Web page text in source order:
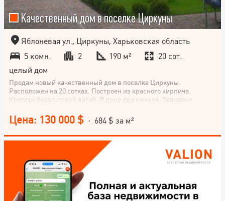
Качественный дом в поселке Циркуны
Яблоневая ул., Циркуны, Харьковская область
5 комн.
2 190 м²
20 сот.
целый дом
Продам новый качественный дом в поселке Циркуны.
Расположен на 20 сотках. Построен из красного кирпича.
Утеплен базальтовой ватой. В доме два камина. Заведено
отопление. Установлен электрокотел Kospel(Польша)18kv 4
кондиционера с рекуперацией воздуха. Теплый пол на первом
этаже. Система "умный дом". Коммунальные расходы в
отопительный период 100$ Во дворе гараж 50 кв.м. Двор
выложен тротуарной плиткой "Мандарин" На участке
зарыбленное озеро. Автоматический Полив газона фирмы
HANTER.Автоматические ворота Alutech.Участок под
видеонаблюдением и огорожен забором. Дом находится под
круглосуточной охраной агентства Охрана и Безопасность.
Цена: 130 000 $ · 684 $ за м²